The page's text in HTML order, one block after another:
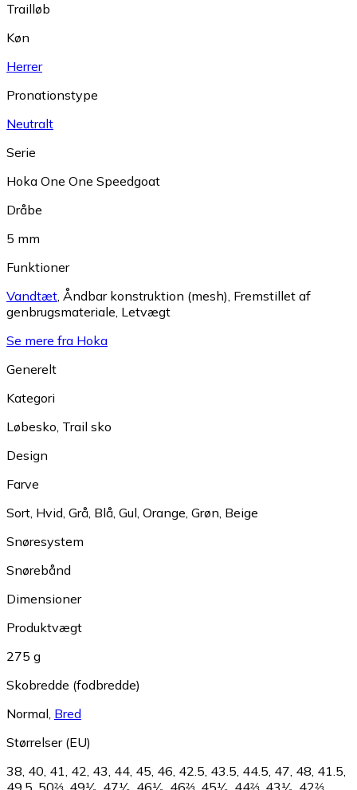
Trailløb
Køn
Herrer
Pronationstype
Neutralt
Serie
Hoka One One Speedgoat
Dråbe
5 mm
Funktioner
Vandtæt, Åndbar konstruktion (mesh), Fremstillet af
genbrugsmateriale, Letvægt
Se mere fra Hoka
Generelt
Kategori
Løbesko, Trail sko
Design
Farve
Sort, Hvid, Grå, Blå, Gul, Orange, Grøn, Beige
Snøresystem
Snørebånd
Dimensioner
Produktvægt
275 g
Skobredde (fodbredde)
Normal, Bred
Størrelser (EU)
38, 40, 41, 42, 43, 44, 45, 46, 42.5, 43.5, 44.5, 47, 48, 41.5,